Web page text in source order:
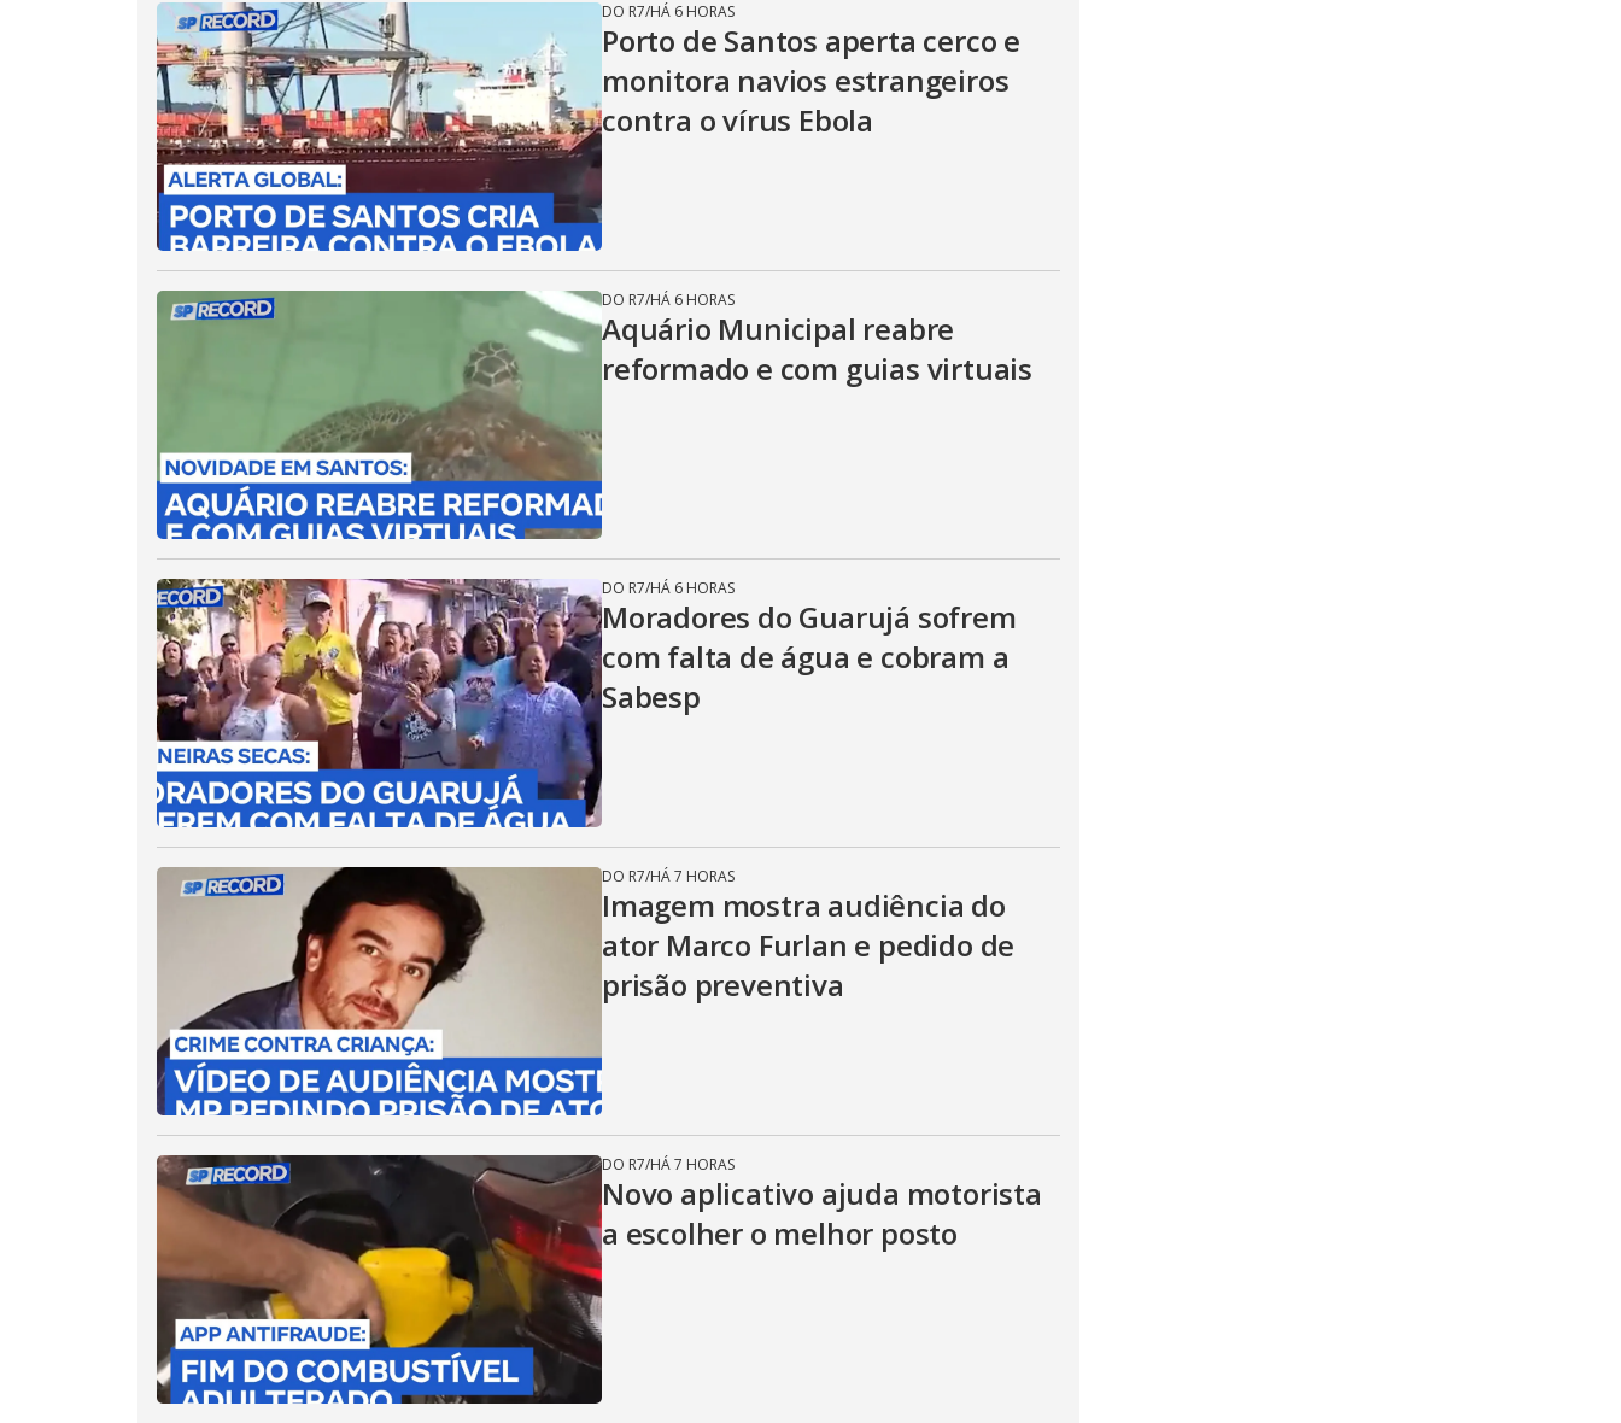
DO R7/HÁ 6 HORAS
Porto de Santos aperta cerco e
monitora navios estrangeiros
contra o vírus Ebola
DO R7/HÁ 6 HORAS
Aquário Municipal reabre
reformado e com guias virtuais
DO R7/HÁ 6 HORAS
Moradores do Guarujá sofrem
com falta de água e cobram a
Sabesp
DO R7/HÁ 7 HORAS
Imagem mostra audiência do
ator Marco Furlan e pedido de
prisão preventiva
DO R7/HÁ 7 HORAS
Novo aplicativo ajuda motorista
a escolher o melhor posto